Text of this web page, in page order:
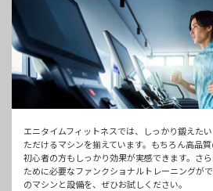
エニタイムフィットネスでは、しっかり鍛えた
ただけるマシンを揃えています。もちろん高品
初心者の方もしっかり効果が実感できます。さ
ために必要なファンクショナルトレーニングが
のマシンと設備を、ぜひお試しください。